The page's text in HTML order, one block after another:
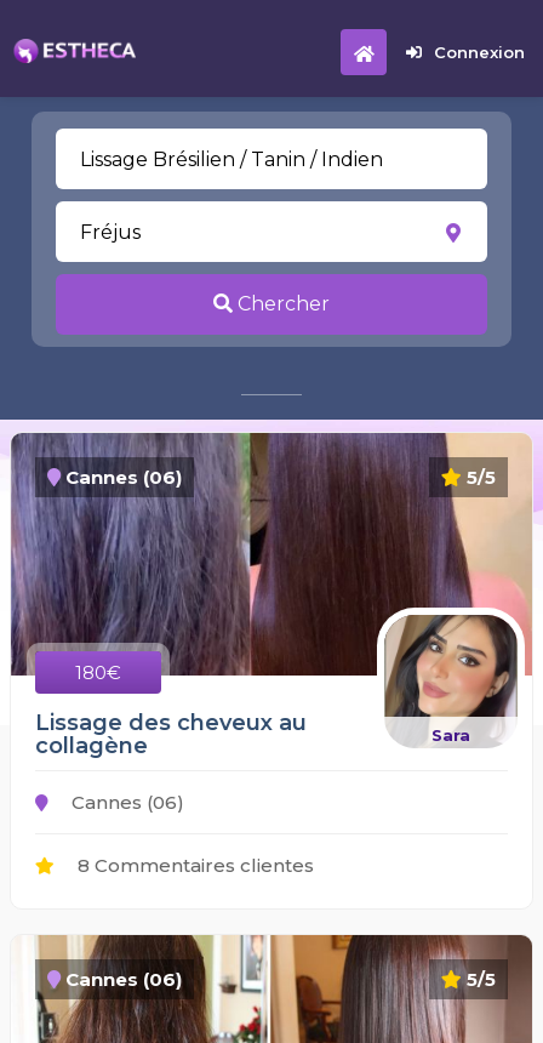
Connexion
Chercher
5/5
Cannes (06)
180€
Sara
Lissage des cheveux au
collagène
Cannes (06)
8 Commentaires clientes
5/5
Cannes (06)